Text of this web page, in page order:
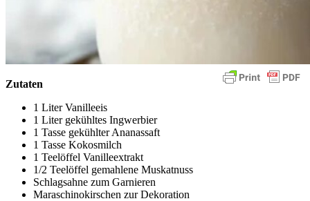
Zutaten
1 Liter Vanilleeis
1 Liter gekühltes Ingwerbier
1 Tasse gekühlter Ananassaft
1 Tasse Kokosmilch
1 Teelöffel Vanilleextrakt
1/2 Teelöffel gemahlene Muskatnuss
Schlagsahne zum Garnieren
Maraschinokirschen zur Dekoration